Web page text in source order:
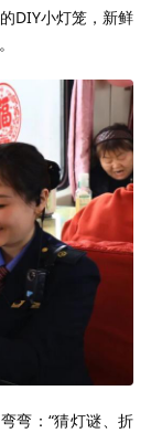
DIY小灯笼，新鲜
弯：“猜灯谜、折